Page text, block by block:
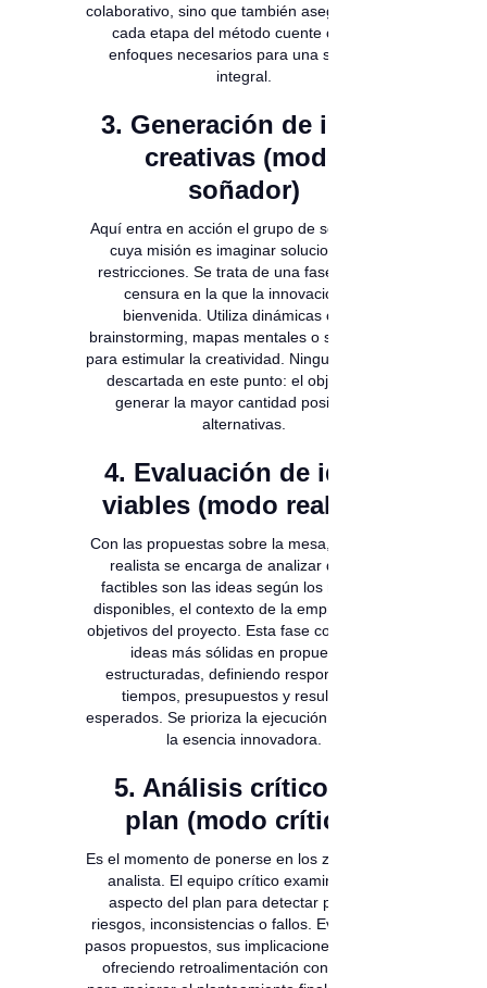
colaborativo, sino que también asegurará que
cada etapa del método cuente con los
enfoques necesarios para una solución
integral.
3. Generación de ideas
creativas (modo
soñador)
Aquí entra en acción el grupo de soñadores,
cuya misión es imaginar soluciones sin
restricciones. Se trata de una fase libre de
censura en la que la innovación es
bienvenida. Utiliza dinámicas como
brainstorming, mapas mentales o storytelling
para estimular la creatividad. Ninguna idea es
descartada en este punto: el objetivo es
generar la mayor cantidad posible de
alternativas.
4. Evaluación de ideas
viables (modo realista)
Con las propuestas sobre la mesa, el equipo
realista se encarga de analizar qué tan
factibles son las ideas según los recursos
disponibles, el contexto de la empresa y los
objetivos del proyecto. Esta fase convierte las
ideas más sólidas en propuestas
estructuradas, definiendo responsables,
tiempos, presupuestos y resultados
esperados. Se prioriza la ejecución sin perder
la esencia innovadora.
5. Análisis crítico del
plan (modo crítico)
Es el momento de ponerse en los zapatos del
analista. El equipo crítico examina cada
aspecto del plan para detectar posibles
riesgos, inconsistencias o fallos. Evalúan los
pasos propuestos, sus implicaciones y costos,
ofreciendo retroalimentación constructiva